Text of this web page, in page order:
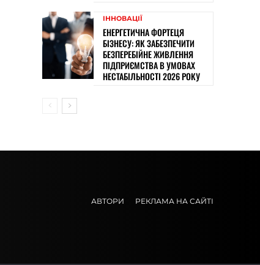
ІННОВАЦІЇ
ЕНЕРГЕТИЧНА ФОРТЕЦЯ
БІЗНЕСУ: ЯК ЗАБЕЗПЕЧИТИ
БЕЗПЕРЕБІЙНЕ ЖИВЛЕННЯ
ПІДПРИЄМСТВА В УМОВАХ
НЕСТАБІЛЬНОСТІ 2026 РОКУ
АВТОРИ РЕКЛАМА НА САЙТІ